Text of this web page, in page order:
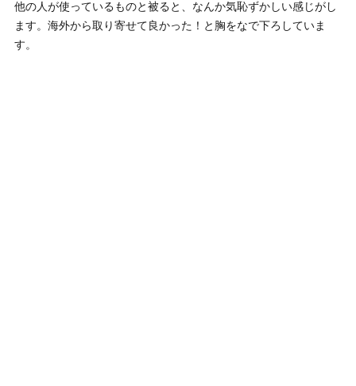
他の人が使っているものと被ると、なんか気恥ずかしい感じがし
ます。海外から取り寄せて良かった！と胸をなで下ろしていま
す。